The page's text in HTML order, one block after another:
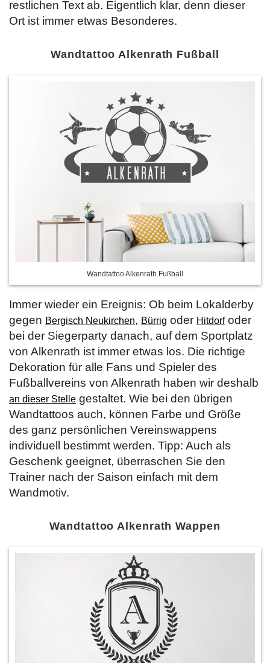
restlichen Text ab. Eigentlich klar, denn dieser
Ort ist immer etwas Besonderes.
Wandtattoo Alkenrath Fußball
Wandtattoo Alkenrath Fußball
Immer wieder ein Ereignis: Ob beim Lokalderby
gegen Bergisch Neukirchen, Bürrig oder Hitdorfoder
bei der Siegerparty danach, auf dem Sportplatz
von Alkenrath ist immer etwas los. Die richtige
Dekoration für alle Fans und Spieler des
Fußballvereins von Alkenrath haben wir deshalb
an dieser Stelle gestaltet. Wie bei den übrigen
Wandtattoos auch, können Farbe und Größe
des ganz persönlichen Vereinswappens
individuell bestimmt werden. Tipp: Auch als
Geschenk geeignet, überraschen Sie den
Trainer nach der Saison einfach mit dem
Wandmotiv.
Wandtattoo Alkenrath Wappen